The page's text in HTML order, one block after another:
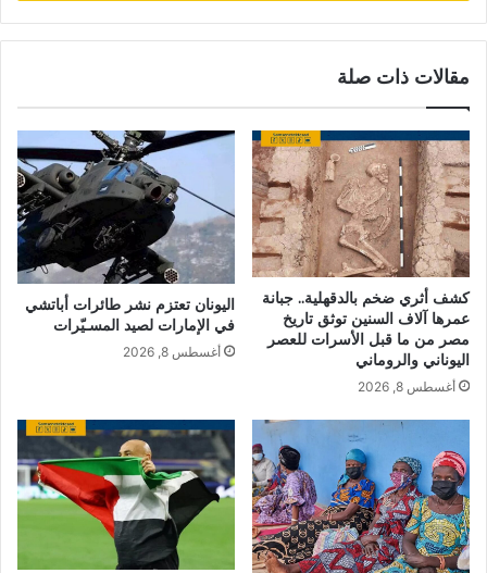
مقالات ذات صلة
كشف أثري ضخم بالدقهلية.. جبانة
عمرها آلاف السنين توثق تاريخ
مصر من ما قبل الأسرات للعصر
اليوناني والروماني
أغسطس 8, 2026
اليونان تعتزم نشر طائرات أباتشي
في الإمارات لصيد المسـيّرات
أغسطس 8, 2026